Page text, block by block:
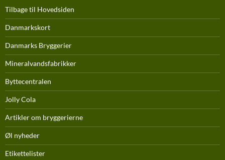
Tilbage til Hovedsiden
Danmarkskort
Danmarks Bryggerier
Mineralvandsfabrikker
Byttecentralen
Jolly Cola
Artikler om bryggerierne
Øl nyheder
Etikettelister